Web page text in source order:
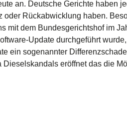
an. Deutsche Gerichte haben
Rückabwicklung haben.
mit dem Bundesgerichtshof im
Update durchgeführt
ein sogenannter
Dieselskandals eröffnet das die